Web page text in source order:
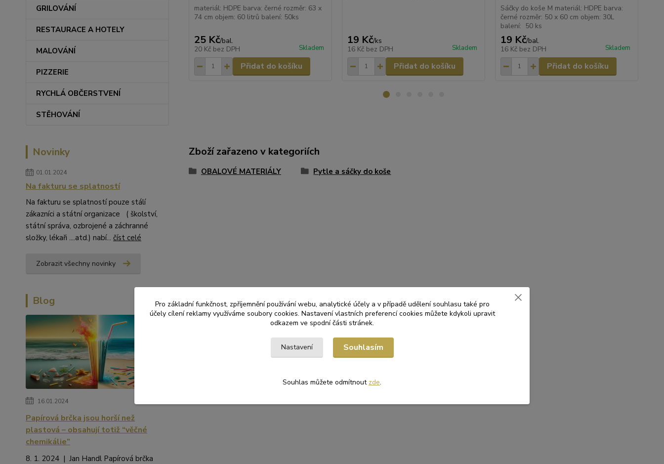
GRILOVÁNÍ
RESTAURACE A HOTELY
MALOVÁNÍ
PIZZERIE
RYCHLÁ OBČERSTVENÍ
STĚHOVÁNÍ
Novinky
01.01.2024
Na fakturu se splatností
Na fakturu se splatností pouze stálí
zákazníci a státní organizace ( školství,
státní správa, ozbrojené a záchranné
složky, lékaři ....atd.) nabí... číst celé
Zobrazit všechny novinky
Blog
16.01.2024
Papírová brčka jsou horší než
plastová – obsahují totiž “věčné
chemikálie”
8. 1. 2024 | Jan Handl Papírová brčka
materiál: HDPE barva: černé rozměr: 63 x
74 cm objem: 60 litrů balení: 50ks
25 Kč/bal.
20 Kč bez DPH Skladem
Přidat do košíku
19 Kč/ks
16 Kč bez DPH Skladem
Přidat do košíku
Sáčky do koše M materiál: HDPE barva:
černé rozměr: 50 x 60 cm objem: 30L
balení: 50 ks
19 Kč/bal.
16 Kč bez DPH Skladem
Přidat do košíku
Zboží zařazeno v kategoriích
OBALOVÉ MATERIÁLY Pytle a sáčky do koše
Pro základní funkčnost, zpříjemnění používání webu, analytické účely a v případě udělení souhlasu také pro
účely cílení reklamy využíváme soubory cookies. Nastavení vlastních preferencí cookies můžete kdykoli upravit
odkazem ve spodní části stránek.
Nastavení Souhlasím
Souhlas můžete odmítnout zde.